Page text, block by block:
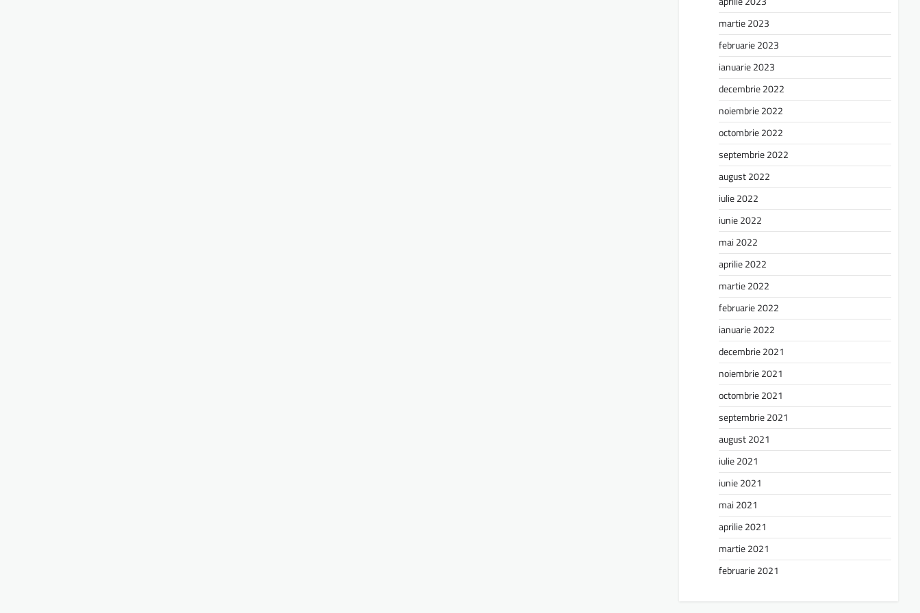
martie 2023
februarie 2023
ianuarie 2023
decembrie 2022
noiembrie 2022
octombrie 2022
septembrie 2022
august 2022
iulie 2022
iunie 2022
mai 2022
aprilie 2022
martie 2022
februarie 2022
ianuarie 2022
decembrie 2021
noiembrie 2021
octombrie 2021
septembrie 2021
august 2021
iulie 2021
iunie 2021
mai 2021
aprilie 2021
martie 2021
februarie 2021